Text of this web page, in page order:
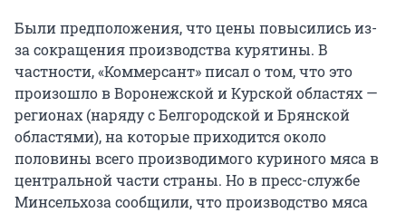
Были предположения, что цены повысились из-
за сокращения производства курятины. В
частности, «Коммерсант» писал о том, что это
произошло в Воронежской и Курской областях —
регионах (наряду с Белгородской и Брянской
областями), на которые приходится около
половины всего производимого куриного мяса в
центральной части страны. Но в пресс-службе
Минсельхоза сообщили, что производство мяса